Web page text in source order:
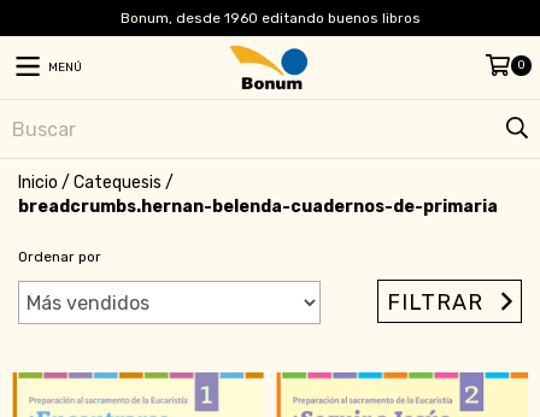
Bonum, desde 1960 editando buenos libros
MENÚ 0
Inicio / Catequesis /
breadcrumbs.hernan-belenda-cuadernos-de-primaria
Ordenar por
FILTRAR